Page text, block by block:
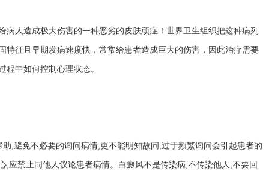
人造成极大伤害的一种恶劣的皮肤顽症！世界卫生组织把这种病列
特征且早期发病速度快，常常给患者造成巨大的伤害，因此治疗需要
程中如何控制心理状态。
避免不必要的询问病情,更不能明知故问,过于频繁询问会引起患者的
,应禁止同他人议论患者病情。白癜风不是传染病,不传染他人,不要回